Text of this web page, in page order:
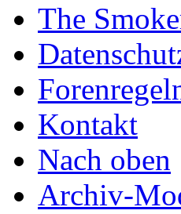
The
Kontakt
Nach oben
Archiv-